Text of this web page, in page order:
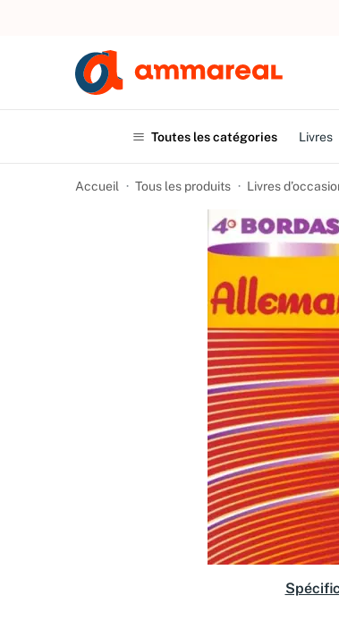
Toutes les catégories Livres
Accueil Tous les produits Livres